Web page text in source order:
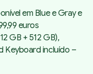
em Blue e Gray e
euros
GB + 512 GB),
Keyboard incluído –